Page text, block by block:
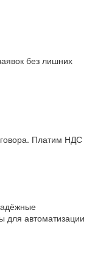
без лишних
Платим НДС​
для автоматизации